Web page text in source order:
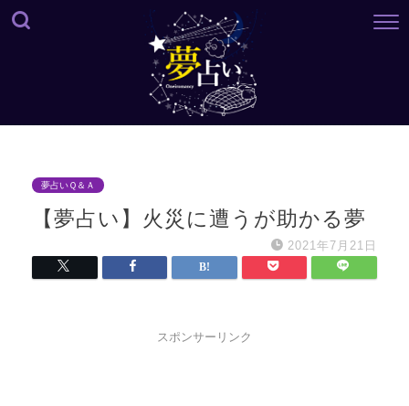
夢占いＱ＆Ａ
【夢占い】火災に遭うが助かる夢
2021年7月21日
スポンサーリンク